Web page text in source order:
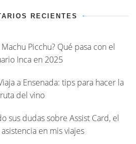
RECIENTES
Picchu? Qué pasa con el
Inca en 2025
a Ensenada: tips para hacer la
ruta del vino
sus dudas sobre Assist Card, el
en mis viajes